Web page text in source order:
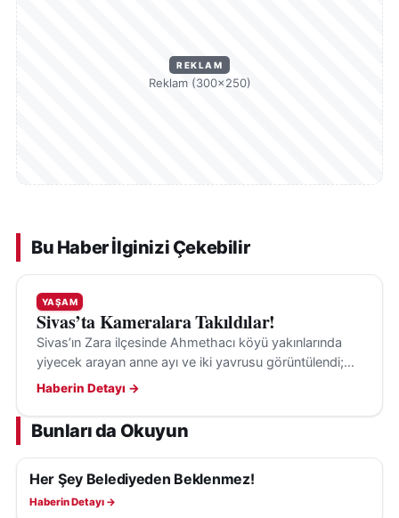
REKLAM
Reklam (300×250)
Bu Haber İlginizi Çekebilir
YAŞAM
Sivas’ta Kameralara Takıldılar!
Sivas’ın Zara ilçesinde Ahmethacı köyü yakınlarında
yiyecek arayan anne ayı ve iki yavrusu görüntülendi;
anne ayı, vatandaşı fark edince yavrularını uzaklaştırdı.
Haberin Detayı →
Bunları da Okuyun
YAŞAM
Her Şey Belediyeden Beklenmez!
Haberin Detayı →